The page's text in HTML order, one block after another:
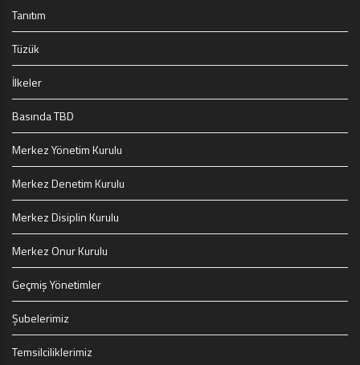
Tanıtım
Tüzük
İlkeler
Basında TBD
Merkez Yönetim Kurulu
Merkez Denetim Kurulu
Merkez Disiplin Kurulu
Merkez Onur Kurulu
Geçmiş Yönetimler
Şubelerimiz
Temsilciliklerimiz